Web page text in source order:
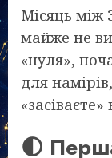
Місяць між
майже не
«нуля»,
для
🌓